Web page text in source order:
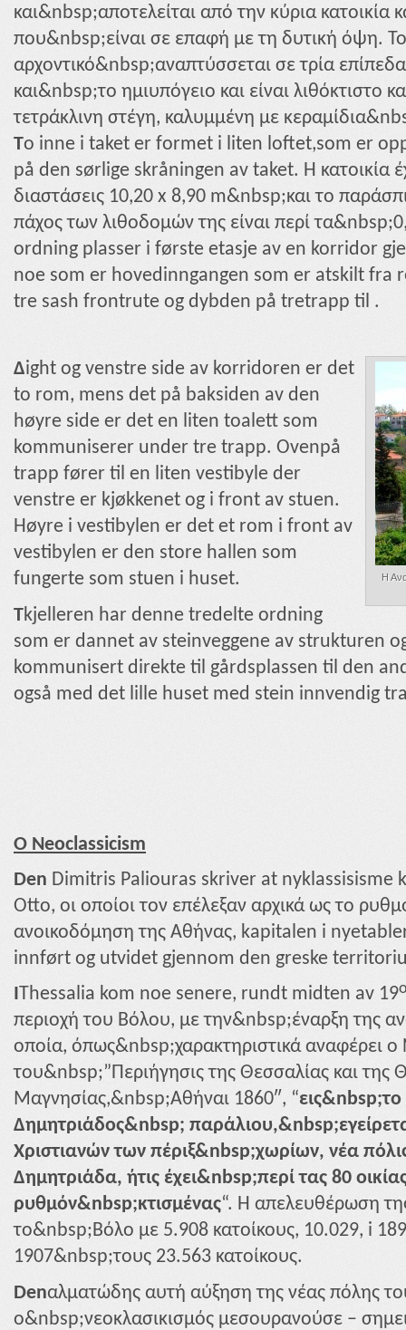
και&nbsp;αποτελείται από την κύρια κατοικία
που&nbsp;είναι σε επαφή με τη δυτική όψη. Το
αρχοντικό&nbsp;αναπτύσσεται σε τρία
και&nbsp;το ημιυπόγειο και είναι λιθόκτιστο
τετράκλινη στέγη, καλυμμένη με
To inne i taket er formet i liten loftet,som er
på den sørlige skråningen av taket. Η κατοικία
διαστάσεις 10,20 x 8,90 m&nbsp;και το
πάχος των λιθοδομών της είναι περί τα&nbsp;
ordning plasser i første etasje av en korridor
noe som er hovedinngangen som er atskilt fra
tre sash frontrute og dybden på tretrapp til .
Η
Δight og venstre side av korridoren er det
to rom, mens det på baksiden av den
høyre side er det en liten toalett som
kommuniserer under tre trapp. Ovenpå
trapp fører til en liten vestibyle der
venstre er kjøkkenet og i front av stuen.
Høyre i vestibylen er det et rom i front av
vestibylen er den store hallen som
fungerte som stuen i huset.
Tkjelleren har denne tredelte ordning
som er dannet av steinveggene av strukturen
kommunisert direkte til gårdsplassen til den
også med det lille huset med stein innvendig
O Neoclassicism
Den Dimitris Paliouras skriver at nyklassisisme
Otto, οι οποίοι τον επέλεξαν αρχικά ως το
ανοικοδόμηση της Αθήνας, kapitalen i
innført og utvidet gjennom den greske
I Thessalia kom noe senere, rundt midten av 19
περιοχή του Βόλου, με την&nbsp;έναρξη της
οποία, όπως&nbsp;χαρακτηριστικά αναφέρει
του&nbsp;”Περιήγησις της Θεσσαλίας και της
Μαγνησίας,&nbsp;Αθήναι 1860″, “
Δημητριάδος&nbsp;
Χριστιανών των πέριξ&nbsp;χωρίων, νέα
Δημητριάδα, ήτις έχει&nbsp;περί τας 80
ρυθμόν&nbsp;κτισμένας“. Η απελευθέρωση
το&nbsp;Βόλο με 5.908 κατοίκους, 10.029, i
1907&nbsp;τους 23.563 κατοίκους.
Denαλματώδης αυτή αύξηση της νέας πόλης
ο&nbsp;νεοκλασικισμός μεσουρανούσε –